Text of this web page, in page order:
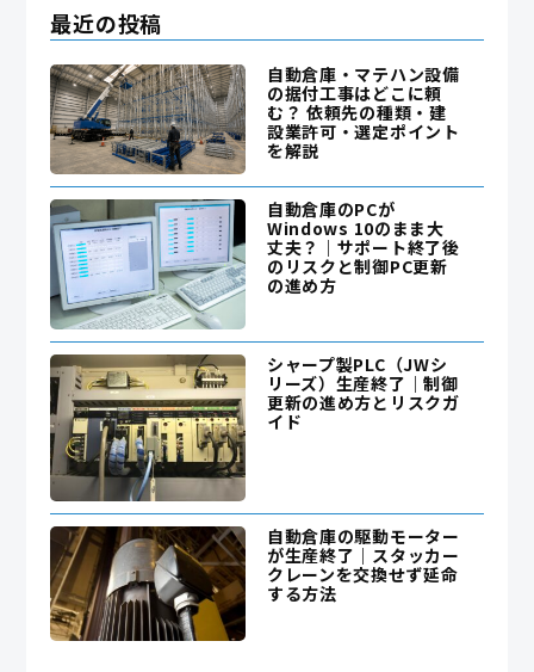
最近の投稿
自動倉庫・マテハン設備
の据付工事はどこに頼
む？ 依頼先の種類・建
設業許可・選定ポイント
を解説
自動倉庫のPCが
Windows 10のまま大
丈夫？｜サポート終了後
のリスクと制御PC更新
の進め方
シャープ製PLC（JWシ
リーズ）生産終了｜制御
更新の進め方とリスクガ
イド
自動倉庫の駆動モーター
が生産終了｜スタッカー
クレーンを交換せず延命
する方法